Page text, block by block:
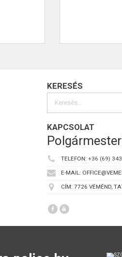
KERESÉS
KAPCSOLAT
TELEFON: +36 (69)
E-MAIL:
CÍM: 7726 VÉMÉND,